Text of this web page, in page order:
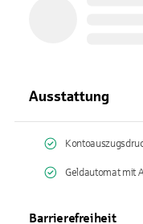
Ausstattung
Geldautomat mit
Barrierefreiheit